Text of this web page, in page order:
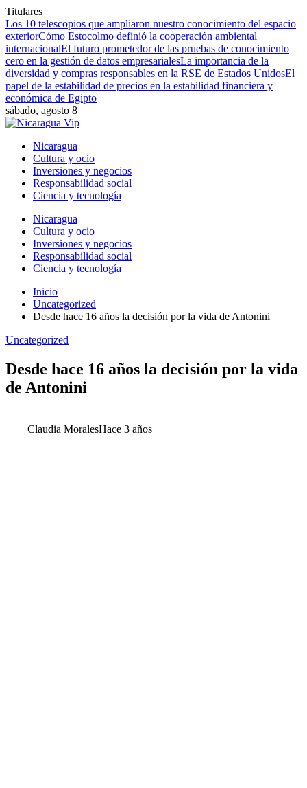
Titulares
Los 10 telescopios que ampliaron nuestro conocimiento del espacio
exteriorCómo Estocolmo definió la cooperación ambiental
internacionalEl futuro prometedor de las pruebas de conocimiento
cero en la gestión de datos empresarialesLa importancia de la
diversidad y compras responsables en la RSE de Estados UnidosEl
papel de la estabilidad de precios en la estabilidad financiera y
económica de Egipto
sábado, agosto 8
Nicaragua
Cultura y ocio
Inversiones y negocios
Responsabilidad social
Ciencia y tecnología
Nicaragua
Cultura y ocio
Inversiones y negocios
Responsabilidad social
Ciencia y tecnología
Inicio
Uncategorized
Desde hace 16 años la decisión por la vida de Antonini
Uncategorized
Desde hace 16 años la decisión por la vida
de Antonini
Claudia MoralesHace 3 años